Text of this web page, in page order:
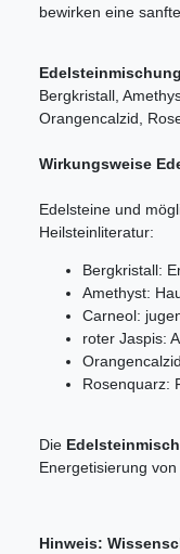
bewirken eine
Bergkristall,
Orangencalzid,
Wirkungsweise
Edelsteine und
Heilsteinliteratur:
Bergkristall:
Amethyst:
Carneol:
roter Jaspis:
Rosenquarz:
Die
Energetisierung
Hinweis: